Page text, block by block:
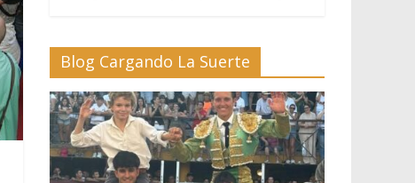
Blog Cargando La Suerte